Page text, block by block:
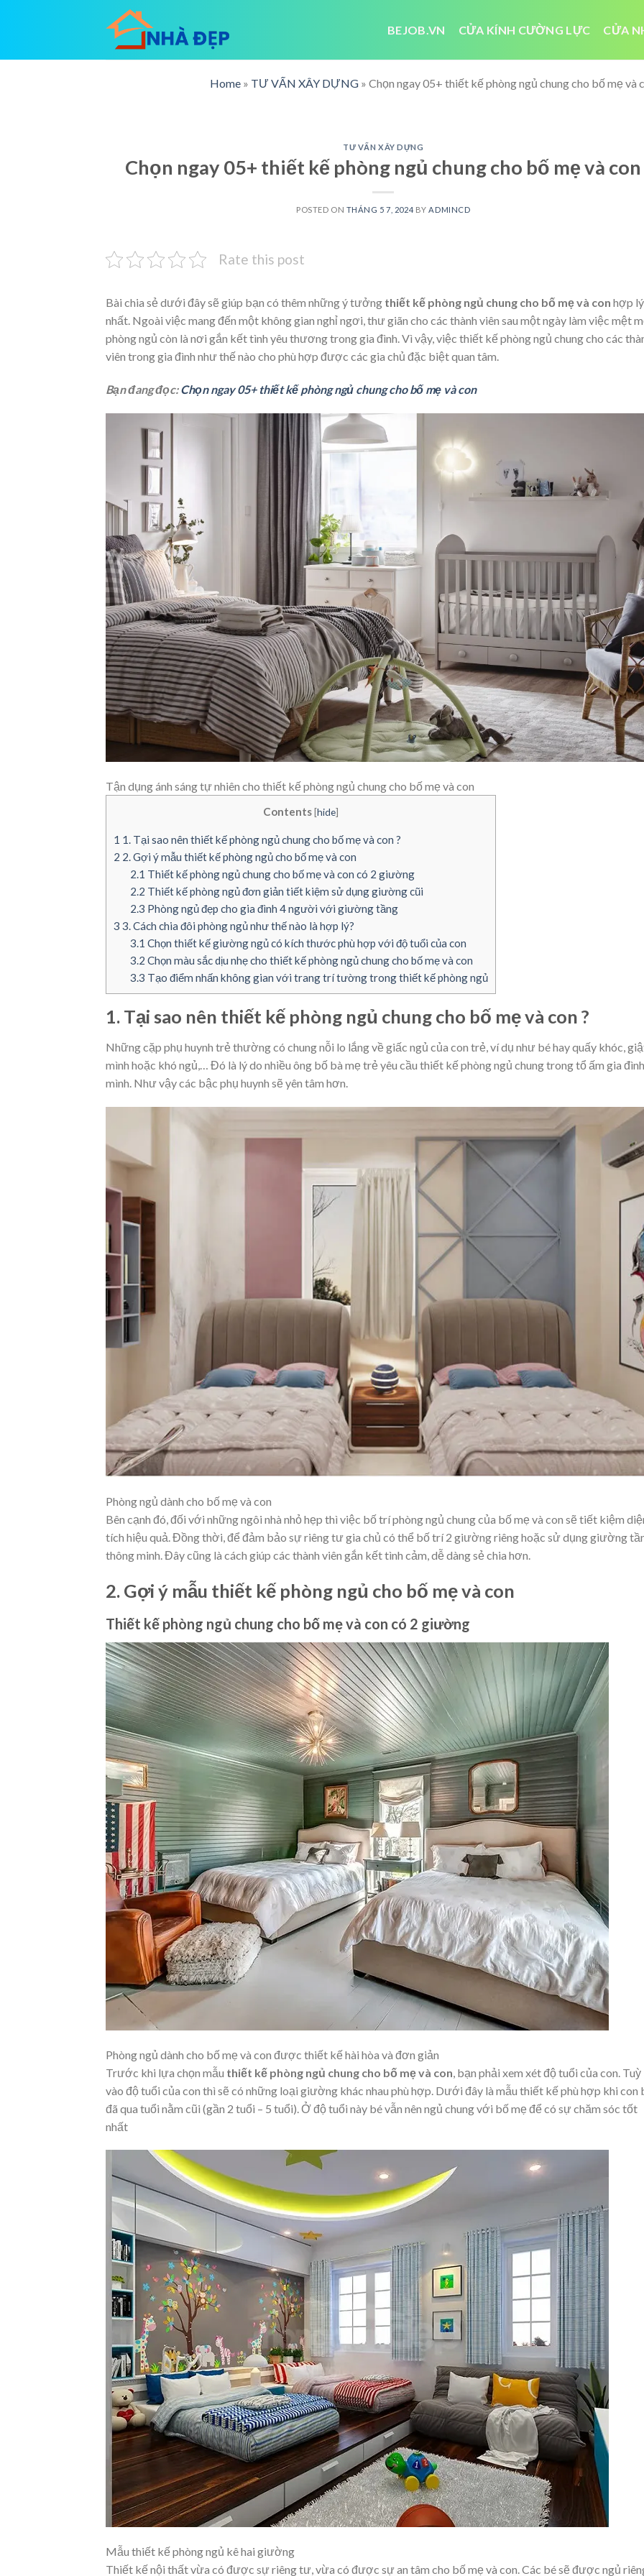
BEJOB.VN CỬA KÍNH CƯỜNG LỰC CỬA
Home » TƯ VẤN XÂY DỰNG » Chọn ngay 05+ thiết kế phòng ngủ chung cho bố mẹ và
TƯ VẤN XÂY DỰNG
Chọn ngay 05+ thiết kế phòng ngủ chung cho bố mẹ và con
POSTED ON THÁNG 5 7, 2024 BYADMINCD
Rate this post
Bài chia sẻ dưới đây sẽ giúp bạn có thêm những ý tưởng thiết kế phòng ngủ chung cho bố mẹ và con hợp lý
nhất. Ngoài việc mang đến một không gian nghỉ ngơi, thư giãn cho các thành viên sau một ngày làm việc mệt
phòng ngủ còn là nơi gắn kết tình yêu thương trong gia đình. Vì vậy, việc thiết kế phòng ngủ chung cho các
viên trong gia đình như thế nào cho phù hợp được các gia chủ đặc biệt quan tâm.
Bạn đang đọc:Chọn ngay 05+ thiết kế phòng ngủ chung cho bố mẹ và con
Tận dụng ánh sáng tự nhiên cho thiết kế phòng ngủ chung cho bố mẹ và con
Contents[hide]
1 1. Tại sao nên thiết kế phòng ngủ chung cho bố mẹ và con ?
2 2. Gợi ý mẫu thiết kế phòng ngủ cho bố mẹ và con
2.1 Thiết kế phòng ngủ chung cho bố mẹ và con có 2 giường
2.2 Thiết kế phòng ngủ đơn giản tiết kiệm sử dụng giường cũi
2.3 Phòng ngủ đẹp cho gia đình 4 người với giường tầng
3 3. Cách chia đôi phòng ngủ như thế nào là hợp lý?
3.1 Chọn thiết kế giường ngủ có kích thước phù hợp với độ tuổi của con
3.2 Chọn màu sắc dịu nhẹ cho thiết kế phòng ngủ chung cho bố mẹ và con
3.3 Tạo điểm nhấn không gian với trang trí tường trong thiết kế phòng ngủ
1. Tại sao nên thiết kế phòng ngủ chung cho bố mẹ và con ?
Những cặp phụ huynh trẻ thường có chung nỗi lo lắng về giấc ngủ của con trẻ, ví dụ như bé hay quấy khóc,
mình hoặc khó ngủ,… Đó là lý do nhiều ông bố bà mẹ trẻ yêu cầu thiết kế phòng ngủ chung trong tổ ấm gia đình
mình. Như vậy các bậc phụ huynh sẽ yên tâm hơn.
Phòng ngủ dành cho bố mẹ và con
Bên cạnh đó, đối với những ngôi nhà nhỏ hẹp thì việc bố trí phòng ngủ chung của bố mẹ và con sẽ tiết kiệm
tích hiệu quả. Đồng thời, để đảm bảo sự riêng tư gia chủ có thể bố trí 2 giường riêng hoặc sử dụng giường
thông minh. Đây cũng là cách giúp các thành viên gắn kết tình cảm, dễ dàng sẻ chia hơn.
2. Gợi ý mẫu thiết kế phòng ngủ cho bố mẹ và con
Thiết kế phòng ngủ chung cho bố mẹ và con có 2 giường
Phòng ngủ dành cho bố mẹ và con được thiết kế hài hòa và đơn giản
Trước khi lựa chọn mẫu thiết kế phòng ngủ chung cho bố mẹ và con , bạn phải xem xét độ tuổi của con. Tuỳ
vào độ tuổi của con thì sẽ có những loại giường khác nhau phù hợp. Dưới đây là mẫu thiết kế phù hợp khi con
đã qua tuổi nằm cũi (gần 2 tuổi – 5 tuổi). Ở độ tuổi này bé vẫn nên ngủ chung với bố mẹ để có sự chăm sóc tốt
nhất
Mẫu thiết kế phòng ngủ kê hai giường
Thiết kế nội thất vừa có được sự riêng tư, vừa có được sự an tâm cho bố mẹ và con. Các bé sẽ được ngủ